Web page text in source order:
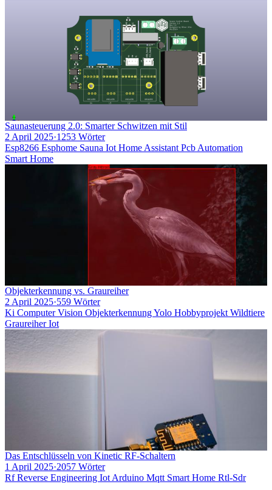
Saunasteuerung 2.0: Smarter Schwitzen mit Stil
2 April 2025·1253 Wörter
Esp8266 Esphome Sauna IotHome AssistantPcbAutomation
Smart Home
Objekterkennung vs. Graureiher
2 April 2025·559 Wörter
Ki Computer Vision ObjekterkennungYolo HobbyprojektWildtiere
GraureiherIot
Das Entschlüsseln von Kinetic RF-Schaltern
1 April 2025·2057 Wörter
RfReverse Engineering IotArduino Mqtt Smart Home Rtl-Sdr